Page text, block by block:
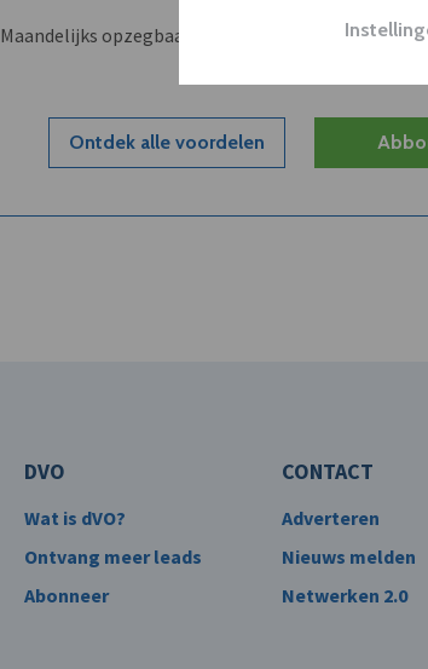
Maandelijks opzegbaar
Ontdek alle voordelen
DVO
Wat is dVO?
Ontvang meer leads
Abonneer
CONTACT
Adverteren
Nieuws melden
Netwerken 2.0